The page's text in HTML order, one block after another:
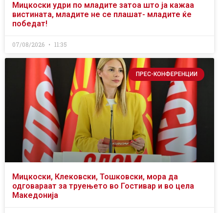
Мицкоски удри по младите затоа што ја кажаа
вистината, младите не се плашат- младите ќе
победат!
07/08/2026 11:35
ПРЕС-КОНФЕРЕНЦИИ
Мицкоски, Клековски, Тошковски, мора да
одговараат за труењето во Гостивар и во цела
Македонија